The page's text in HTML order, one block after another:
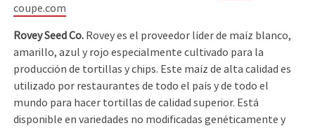
coupe.com
Rovey Seed Co. Rovey es el proveedor líder de maíz blanco,
amarillo, azul y rojo especialmente cultivado para la
producción de tortillas y chips. Este maíz de alta calidad es
utilizado por restaurantes de todo el país y de todo el
mundo para hacer tortillas de calidad superior. Está
disponible en variedades no modificadas genéticamente y